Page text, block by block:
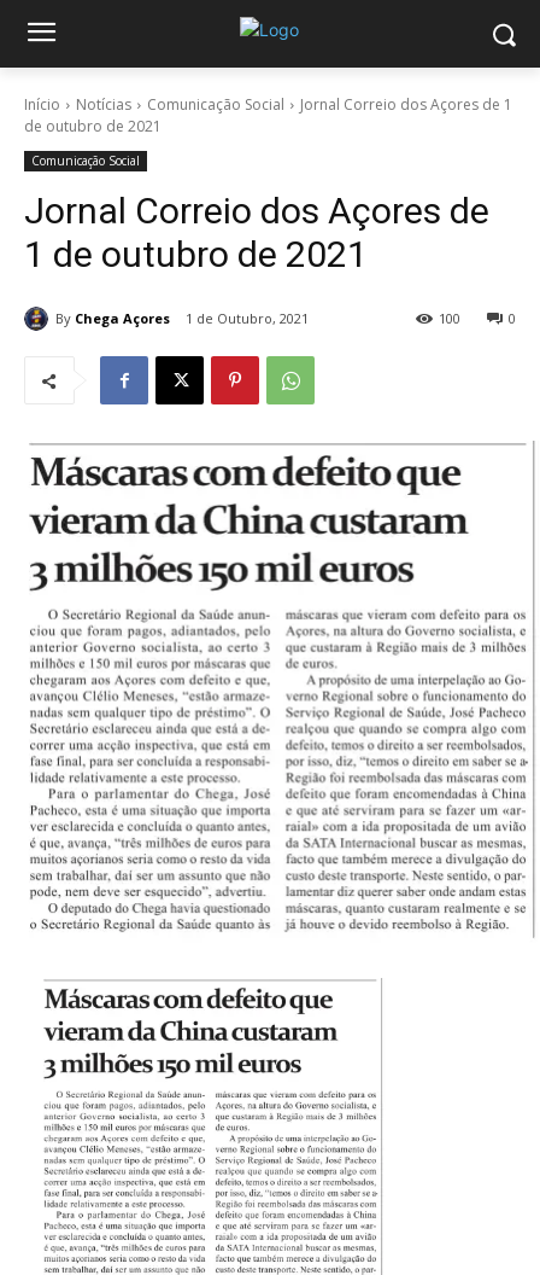
Início Notícias Comunicação Social
Jornal Correio dos Açores de 1
de outubro de 2021
Comunicação Social
Jornal Correio dos Açores de
1 de outubro de 2021
By Chega Açores 1 de Outubro, 2021 0
100